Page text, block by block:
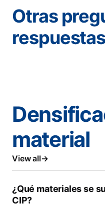
Otras
respuestas
material
View all
¿Qué materiales se
CIP?